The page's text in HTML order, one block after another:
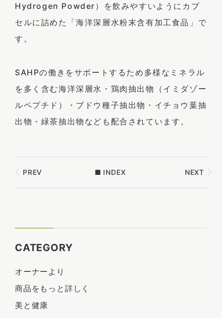
Hydrogen Powder）を飲みやすいようにカプ
セルに詰めた「海洋深層水粉末含有加工食品」で
す。
SAHPの働きをサポートするため多様なミネラル
を多く含む海洋深層水・鶏肉抽出物（イミダゾー
ルペプチド）・ブドウ種子抽出物・イチョウ葉抽
出物・緑茶抽出物なども配合されています。
PREV ■ INDEX NEXT
CATEGORY
オーナーより
商品をもっと詳しく
美と健康